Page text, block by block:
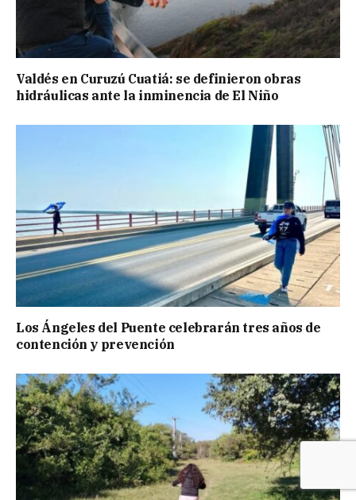
Valdés en Curuzú Cuatiá: se definieron obras
hidráulicas ante la inminencia de El Niño
Los Ángeles del Puente celebrarán tres años de
contención y prevención